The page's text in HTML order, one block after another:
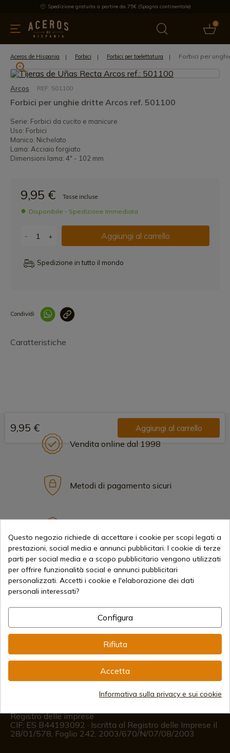
Spedizione gratuita a partire da 75€ (Spagna continentale)
0
cucina Offre Ultime notizie Venduti Marche
Aceros de Hispania Forbici Forbici per toelettatura Forbici per
Arcos REF: 501100
Forbici per unghie dritte Arcos ref. 501100
Serie: Forbici da cucito e manicure
Uso: Forbici
Manico: Nichelato
Lama: Acciaio forgiato
Dimensioni lama: 4" - 102 mm
9,95 € Tasse incluse
Disponibile - Spedizione Immediata
- + Aggiungi al carrello
Spedizione in tutto il mondo
Condividi
Caratteristiche
9,95 € Aggiungi al carrello
Vendita online dal 1998
Metodi di pagamento sicuri
Informazione
info@aceros-de-hispania.com
Informazioni per il cliente
Dal lunedì al venerdì dalle 09:00 alle 15:00
Registro delle imprese
CIF: ES B44193092 · Iscritta al Registro delle Imprese il
28/01/578, Foglio 242, 2003/670/N/07/08/2003
Questo negozio richiede di accettare i cookie per scopi legati a
prestazioni, social media e annunci pubblicitari. I cookie di terze
parti per social media e a scopo pubblicitario vengono utilizzati
per offrire funzionalità social e annunci pubblicitari
personalizzati. Accetti i cookie e l'elaborazione dei dati
personali interessati?
Configura
Rifiuta
Accetta
Informativa sulla privacy e sui cookie